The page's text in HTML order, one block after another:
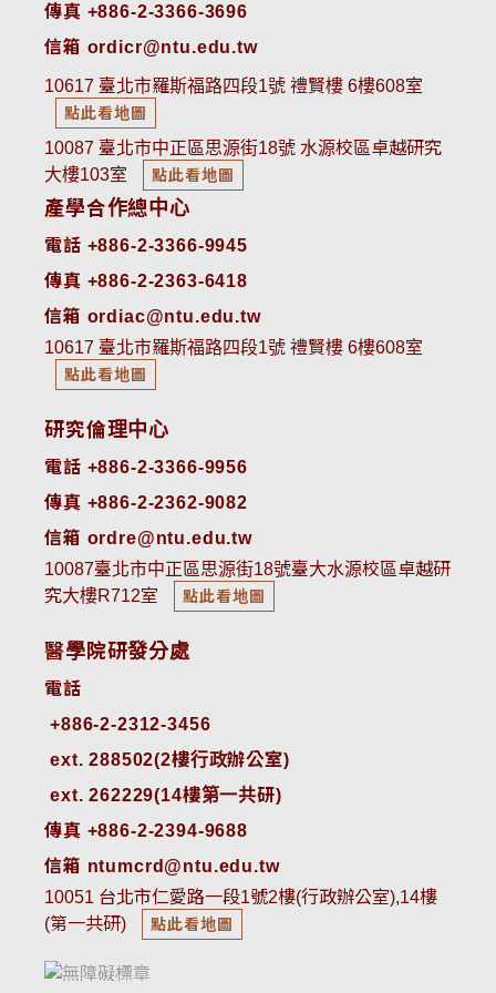
傳真 +886-2-3366-3696
信箱 ordicr@ntu.edu.tw
10617 臺北市羅斯福路四段1號 禮賢樓 6樓608室
點此看地圖
10087 臺北市中正區思源街18號 水源校區卓越研究
大樓103室
點此看地圖
產學合作總中心
電話 +886-2-3366-9945
傳真 +886-2-2363-6418
信箱 ordiac@ntu.edu.tw
10617 臺北市羅斯福路四段1號 禮賢樓 6樓608室
點此看地圖
研究倫理中心
電話 +886-2-3366-9956
傳真 +886-2-2362-9082
信箱 ordre@ntu.edu.tw
10087臺北市中正區思源街18號臺大水源校區卓越研
究大樓R712室
點此看地圖
醫學院研發分處
電話
ext. 288502(2樓行政辦公室)
ext. 262229(14樓第一共研)
傳真 +886-2-2394-9688
信箱 ntumcrd@ntu.edu.tw
10051 台北市仁愛路一段1號2樓(行政辦公室),14樓
(第一共研)
點此看地圖